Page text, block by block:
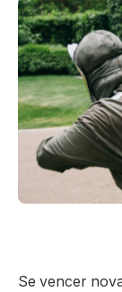
Se vencer